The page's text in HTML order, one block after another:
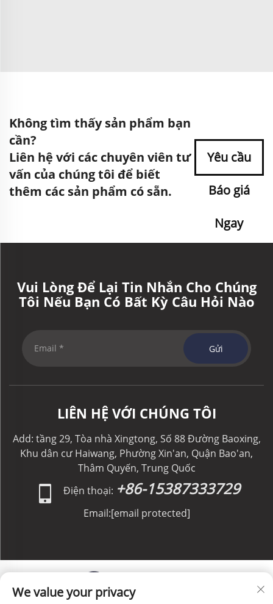
Không tìm thấy sản phẩm bạn
cần?
Liên hệ với các chuyên viên tư
vấn của chúng tôi để biết
thêm các sản phẩm có sẵn.
Yêu cầu
Báo giá
Ngay
Vui Lòng Để Lại Tin Nhắn Cho Chúng
Tôi Nếu Bạn Có Bất Kỳ Câu Hỏi Nào
Gửi
LIÊN HỆ VỚI CHÚNG TÔI
Add: tầng 29, Tòa nhà Xingtong, Số 88 Đường Baoxing,
Khu dân cư Haiwang, Phường Xin'an, Quận Bao'an,
Thâm Quyến, Trung Quốc
Điện thoại: +86-15387333729
Email:[email protected]
We value your privacy